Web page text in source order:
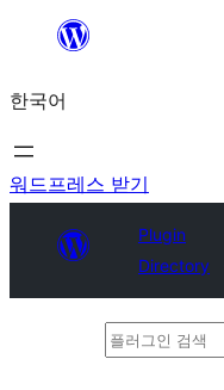
츠
로
바
한국어
워드프레스 받기
Plugin
Directory
플